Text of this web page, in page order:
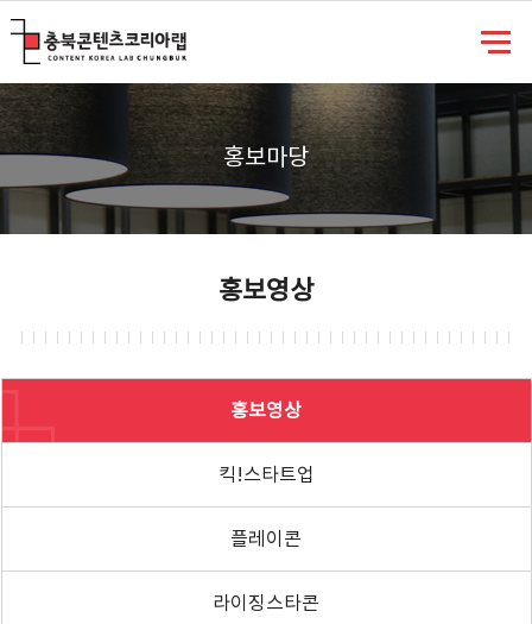
홍보마당
홍보영상
홍보영상
킥!스타트업
플레이콘
라이징스타콘